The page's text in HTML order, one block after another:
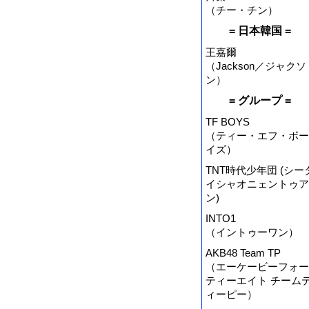
（チー・チン）
= 日本韓国 =
王嘉爾
（Jackson／ジャクソ
ン）
= グループ =
TF BOYS
（ティー・エフ・ボー
イズ）
TNT時代少年団 (シー
イシャオニェントゥア
ン)
INTO1
（イントゥーワン）
AKB48 Team TP
（エーケービーフォー
ティーエイト チーム
ィーピー）